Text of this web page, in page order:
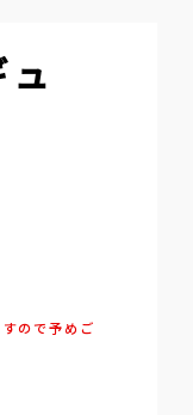
ので予めご